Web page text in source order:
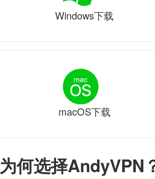
为何选择AndyVPN
Windows下载
macOS下载